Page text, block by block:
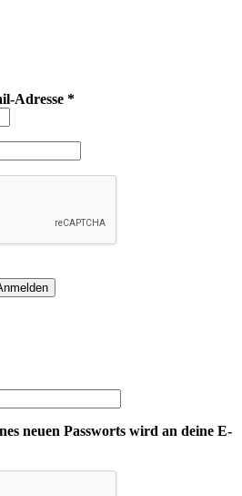
Adresse *Erforderlich
neuen Passworts wird an deine E-